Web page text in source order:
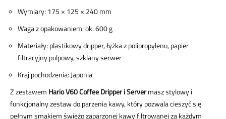
Wymiary: 175 × 125 × 240 mm
Waga z opakowaniem: ok. 600 g
Materiały: plastikowy dripper, łyżka z polipropylenu, papier
filtracyjny pulpowy, szklany serwer
Kraj pochodzenia: Japonia
Z zestawem Hario V60 Coffee Dripper i Servermasz stylowy i
funkcjonalny zestaw do parzenia kawy, który pozwala cieszyć się
pełnym smakiem świeżo zaparzonej kawy filtrowanej za każdym